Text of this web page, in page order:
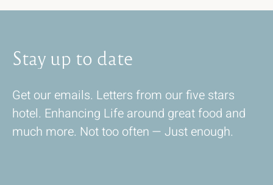
Stay up to date
Get our emails. Letters from our five stars
hotel. Enhancing Life around great food and
much more. Not too often — Just enough.